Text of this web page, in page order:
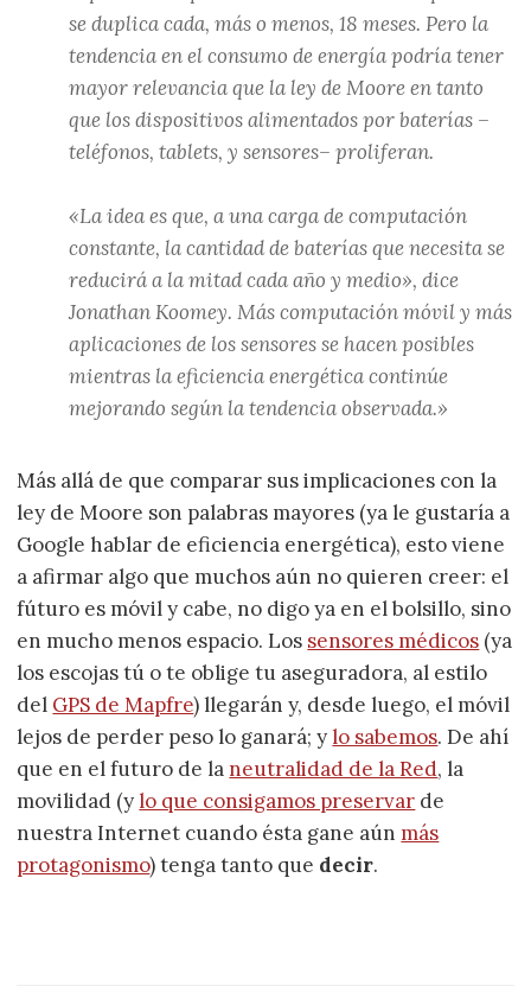
se duplica cada, más o menos, 18 meses. Pero la
tendencia en el consumo de energía podría tener
mayor relevancia que la ley de Moore en tanto
que los dispositivos alimentados por baterías –
teléfonos, tablets, y sensores– proliferan.
«La idea es que, a una carga de computación
constante, la cantidad de baterías que necesita se
reducirá a la mitad cada año y medio», dice
Jonathan Koomey. Más computación móvil y más
aplicaciones de los sensores se hacen posibles
mientras la eficiencia energética continúe
mejorando según la tendencia observada.»
Más allá de que comparar sus implicaciones con la
ley de Moore son palabras mayores (ya le gustaría a
Google hablar de eficiencia energética), esto viene
a afirmar algo que muchos aún no quieren creer: el
fúturo es móvil y cabe, no digo ya en el bolsillo, sino
en mucho menos espacio. Los sensores médicos (ya
los escojas tú o te oblige tu aseguradora, al estilo
del GPS de Mapfre) llegarán y, desde luego, el móvil
lejos de perder peso lo ganará; ylo sabemos. De ahí
que en el futuro de laneutralidad de la Red, la
movilidad (ylo que consigamos preservar de
nuestra Internet cuando ésta gane aúnmás
protagonismo) tenga tanto que decir.